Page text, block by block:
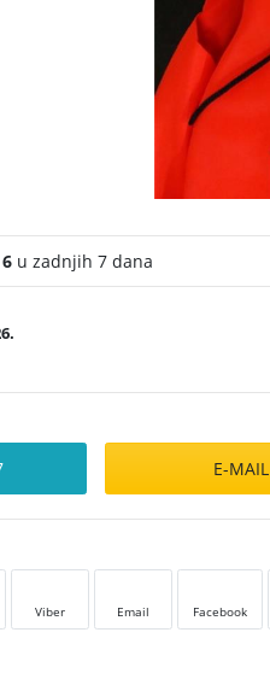
6 u zadnjih 7 dana
E-MAIL
Viber Email Facebook